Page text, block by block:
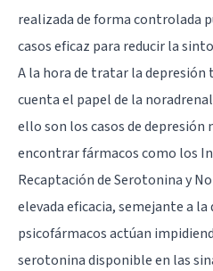
realizada de forma controlada
casos eficaz para reducir la
A la hora de tratar la depresión
cuenta el papel de la
ello son los casos de depresión
encontrar fármacos como los
Recaptación de Serotonina y
elevada eficacia, semejante a la
psicofármacosactúan
serotonina disponible en las